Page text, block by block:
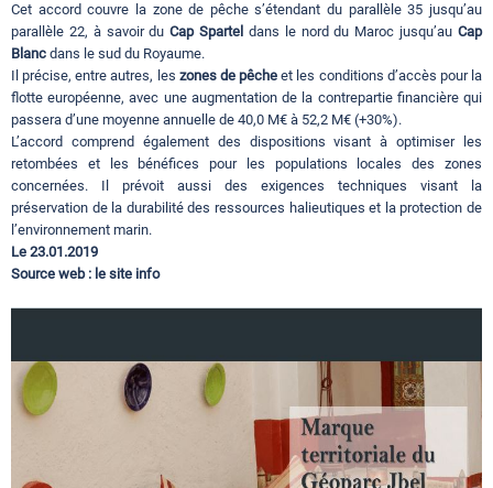
Cet accord couvre la zone de pêche s’étendant du parallèle 35 jusqu’au
parallèle 22, à savoir duCap Spartel dans le nord du Maroc jusqu’auCap
Blanc dans le sud du Royaume.
Il précise, entre autres, les zones de pêche et les conditions d’accès pour la
flotte européenne, avec une augmentation de la contrepartie financière qui
passera d’une moyenne annuelle de 40,0 M€ à 52,2 M€ (+30%).
L’accord comprend également des dispositions visant à optimiser les
retombées et les bénéfices pour les populations locales des zones
concernées. Il prévoit aussi des exigences techniques visant la
préservation de la durabilité des ressources halieutiques et la protection de
l’environnement marin.
Le 23.01.2019
Source web : le site info